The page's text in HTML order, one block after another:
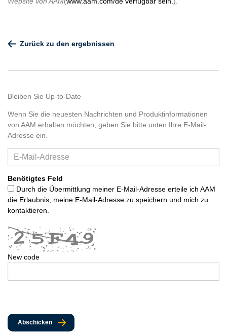
Zurück zu den ergebnissen
Bleiben Sie Up-to-Date
Wenn Sie die neuesten Nachrichten und Produktinformationen
von AAM erhalten möchten, geben Sie bitte unten Ihre E-Mail-
Adresse ein.
Benötigtes Feld
Durch die Übermittlung meiner E-Mail-Adresse erteile ich AAM
die Erlaubnis, meine E-Mail-Adresse zu speichern und mich zu
kontaktieren.
New code
Abschicken